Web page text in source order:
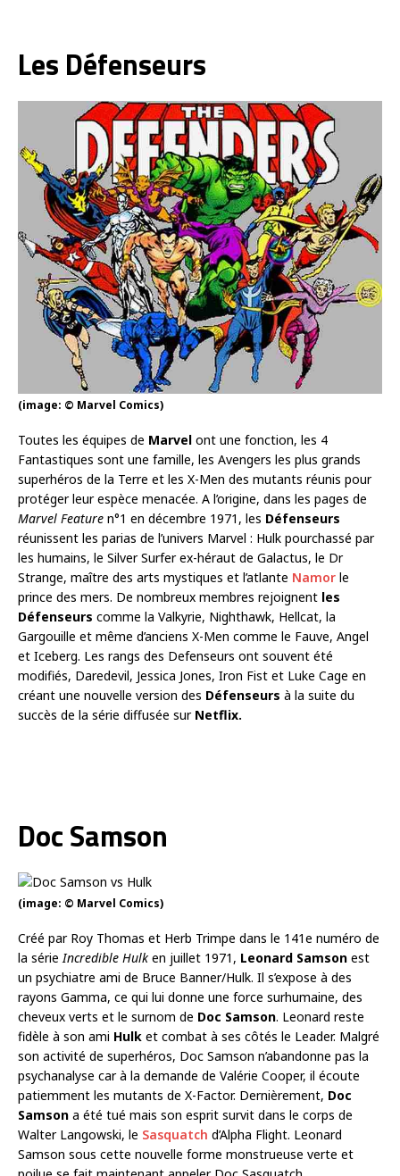
Les Défenseurs
(image: © Marvel Comics)
Toutes les équipes de Marvel ont une fonction, les 4
Fantastiques sont une famille, les Avengers les plus grands
superhéros de la Terre et les X-Men des mutants réunis pour
protéger leur espèce menacée. A l’origine, dans les pages de
Marvel Feature n°1 en décembre 1971, les Défenseurs
réunissent les parias de l’univers Marvel : Hulk pourchassé par
les humains, le Silver Surfer ex-héraut de Galactus, le Dr
Strange, maître des arts mystiques et l’atlante Namor le
prince des mers. De nombreux membres rejoignent les
Défenseurs comme la Valkyrie, Nighthawk, Hellcat, la
Gargouille et même d’anciens X-Men comme le Fauve, Angel
et Iceberg. Les rangs des Defenseurs ont souvent été
modifiés, Daredevil, Jessica Jones, Iron Fist et Luke Cage en
créant une nouvelle version des Défenseurs à la suite du
succès de la série diffusée sur Netflix.
Doc Samson
(image: © Marvel Comics)
Créé par Roy Thomas et Herb Trimpe dans le 141e numéro de
la série Incredible Hulk en juillet 1971, Leonard Samson est
un psychiatre ami de Bruce Banner/Hulk. Il s’expose à des
rayons Gamma, ce qui lui donne une force surhumaine, des
cheveux verts et le surnom de Doc Samson. Leonard reste
fidèle à son ami Hulk et combat à ses côtés le Leader. Malgré
son activité de superhéros, Doc Samson n’abandonne pas la
psychanalyse car à la demande de Valérie Cooper, il écoute
patiemment les mutants de X-Factor. Dernièrement, Doc
Samson a été tué mais son esprit survit dans le corps de
Walter Langowski, le Sasquatch d’Alpha Flight. Leonard
Samson sous cette nouvelle forme monstrueuse verte et